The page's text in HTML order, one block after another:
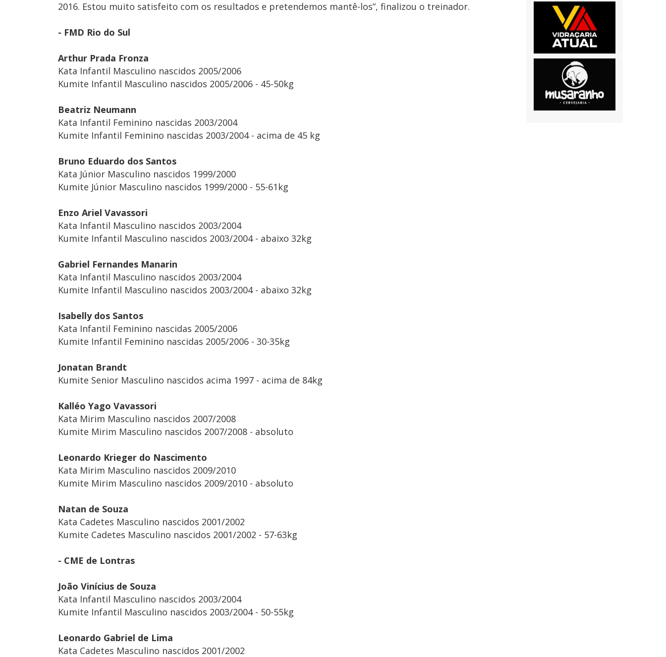
2016. Estou muito satisfeito com os resultados e pretendemos mantê-los”, finalizou o treinador.
- FMD Rio do Sul
Arthur Prada Fronza
Kata Infantil Masculino nascidos 2005/2006
Kumite Infantil Masculino nascidos 2005/2006 - 45-50kg
Beatriz Neumann
Kata Infantil Feminino nascidas 2003/2004
Kumite Infantil Feminino nascidas 2003/2004 - acima de 45 kg
Bruno Eduardo dos Santos
Kata Júnior Masculino nascidos 1999/2000
Kumite Júnior Masculino nascidos 1999/2000 - 55-61kg
Enzo Ariel Vavassori
Kata Infantil Masculino nascidos 2003/2004
Kumite Infantil Masculino nascidos 2003/2004 - abaixo 32kg
Gabriel Fernandes Manarin
Kata Infantil Masculino nascidos 2003/2004
Kumite Infantil Masculino nascidos 2003/2004 - abaixo 32kg
Isabelly dos Santos
Kata Infantil Feminino nascidas 2005/2006
Kumite Infantil Feminino nascidas 2005/2006 - 30-35kg
Jonatan Brandt
Kumite Senior Masculino nascidos acima 1997 - acima de 84kg
Kalléo Yago Vavassori
Kata Mirim Masculino nascidos 2007/2008
Kumite Mirim Masculino nascidos 2007/2008 - absoluto
Leonardo Krieger do Nascimento
Kata Mirim Masculino nascidos 2009/2010
Kumite Mirim Masculino nascidos 2009/2010 - absoluto
Natan de Souza
Kata Cadetes Masculino nascidos 2001/2002
Kumite Cadetes Masculino nascidos 2001/2002 - 57-63kg
- CME de Lontras
João Vinícius de Souza
Kata Infantil Masculino nascidos 2003/2004
Kumite Infantil Masculino nascidos 2003/2004 - 50-55kg
Leonardo Gabriel de Lima
Kata Cadetes Masculino nascidos 2001/2002